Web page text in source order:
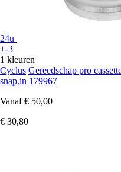
24u
+-3
1 kleuren
Cyclus Gereedschap pro
snap.in 179967
Vanaf € 50,00
€ 30,80